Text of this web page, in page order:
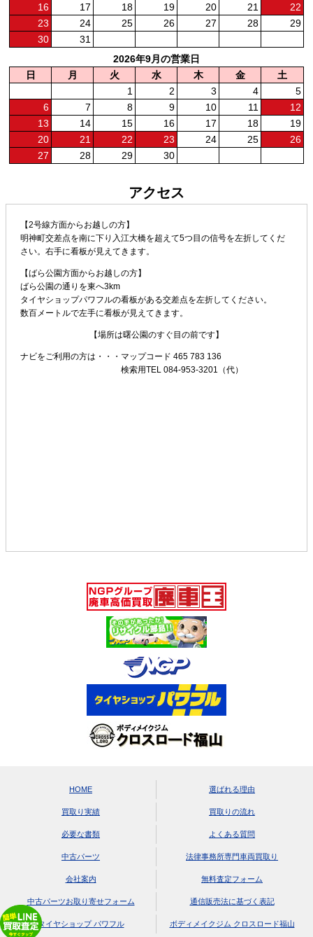
16
17 18 19 20 21
22
23
24 25 26 27 28
29
30
31
2026年9月の営業日
日
月 火 水 木 金
土
1
2 3 4
5
6
7 8 9 10 11
12
13
14 15 16 17 18
19
20
21 22 23 24 25
26
27
28 29 30
アクセス
【2号線方面からお越しの方】
明神町交差点を南に下り入江大橋を超えて5つ目の信号を左折してくだ
さい。右手に看板が見えてきます。
【ばら公園方面からお越しの方】
ばら公園の通りを東へ3km
タイヤショップパワフルの看板がある交差点を左折してください。
数百メートルで左手に看板が見えてきます。
【場所は曙公園のすぐ目の前です】
ナビをご利用の方は・・・ マップコード 465 783 136
検索用TEL 084-953-3201（代）
HOME 選ばれる理由
買取り実績 買取りの流れ
必要な書類 よくある質問
中古パーツ 法律事務所専門車両買取り
会社案内 無料査定フォーム
中古パーツお取り寄せフォーム 通信販売法に基づく表記
タイヤショップ パワフル ボディメイクジム クロスロード福山